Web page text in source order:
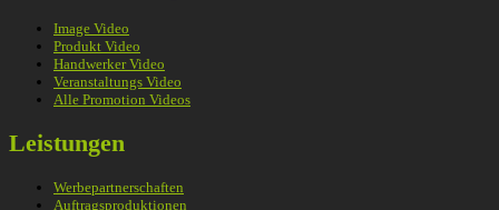
Image Video
Produkt Video
Handwerker Video
Veranstaltungs Video
Alle Promotion Videos
Leistungen
Werbepartnerschaften
Auftragsproduktionen